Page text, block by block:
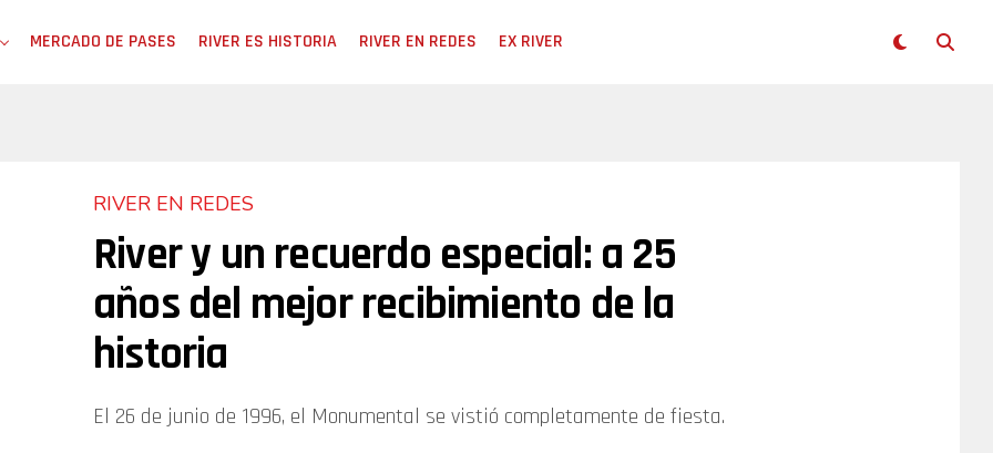
MERCADO DE PASES RIVER ES HISTORIA RIVER EN REDES EX RIVER
RIVER EN REDES
River y un recuerdo especial: a 25
años del mejor recibimiento de la
historia
El 26 de junio de 1996, el Monumental se vistió completamente de fiesta.